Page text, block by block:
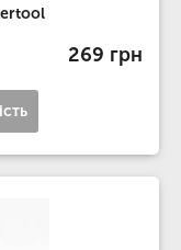
269 грн